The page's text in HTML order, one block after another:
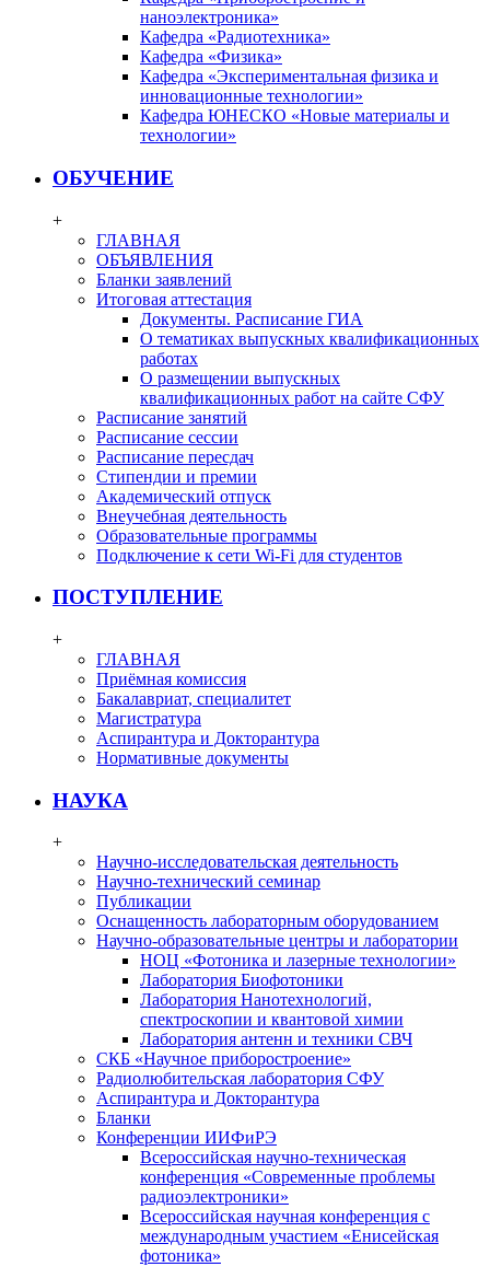
наноэлектроника»
Кафедра «Радиотехника»
Кафедра «Физика»
Кафедра «Экспериментальная физика и
инновационные технологии»
Кафедра ЮНЕСКО «Новые материалы и
технологии»
ОБУЧЕНИЕ
+
ГЛАВНАЯ
ОБЪЯВЛЕНИЯ
Бланки заявлений
Итоговая аттестация
Документы. Расписание ГИА
О тематиках выпускных квалификационных
работах
О размещении выпускных
квалификационных работ на сайте СФУ
Расписание занятий
Расписание сессии
Расписание пересдач
Стипендии и премии
Академический отпуск
Внеучебная деятельность
Образовательные программы
Подключение к сети Wi-Fi для студентов
ПОСТУПЛЕНИЕ
+
ГЛАВНАЯ
Приёмная комиссия
Бакалавриат, специалитет
Магистратура
Аспирантура и Докторантура
Нормативные документы
НАУКА
+
Научно-исследовательская деятельность
Научно-технический семинар
Публикации
Оснащенность лабораторным оборудованием
Научно-образовательные центры и лаборатории
НОЦ «Фотоника и лазерные технологии»
Лаборатория Биофотоники
Лаборатория Нанотехнологий,
спектроскопии и квантовой химии
Лаборатория антенн и техники СВЧ
СКБ «Научное приборостроение»
Радиолюбительская лаборатория СФУ
Аспирантура и Докторантура
Бланки
Конференции ИИФиРЭ
Всероссийская научно-техническая
конференция «Современные проблемы
радиоэлектроники»
Всероссийская научная конференция с
международным участием «Енисейская
фотоника»